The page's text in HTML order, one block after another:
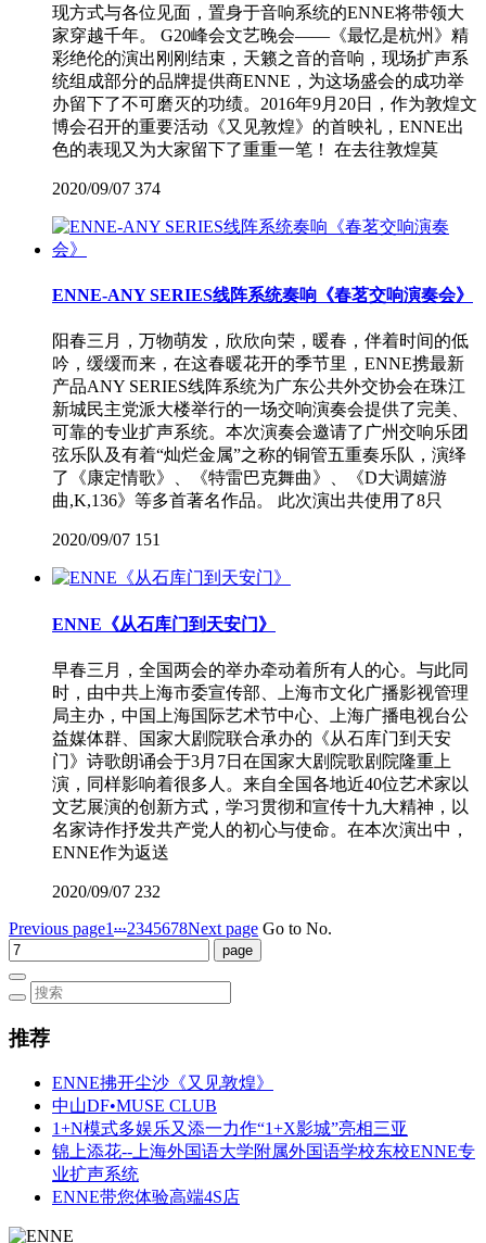
现方式与各位见面，置身于音响系统的ENNE将带领大
家穿越千年。 G20峰会文艺晚会——《最忆是杭州》精
彩绝伦的演出刚刚结束，天籁之音的音响，现场扩声系
统组成部分的品牌提供商ENNE，为这场盛会的成功举
办留下了不可磨灭的功绩。2016年9月20日，作为敦煌文
博会召开的重要活动《又见敦煌》的首映礼，ENNE出
色的表现又为大家留下了重重一笔！ 在去往敦煌莫
2020/09/07 374
ENNE-ANY SERIES线阵系统奏响《春茗交响演奏会》
阳春三月，万物萌发，欣欣向荣，暖春，伴着时间的低
吟，缓缓而来，在这春暖花开的季节里，ENNE携最新
产品ANY SERIES线阵系统为广东公共外交协会在珠江
新城民主党派大楼举行的一场交响演奏会提供了完美、
可靠的专业扩声系统。本次演奏会邀请了广州交响乐团
弦乐队及有着“灿烂金属”之称的铜管五重奏乐队，演绎
了《康定情歌》、《特雷巴克舞曲》、《D大调嬉游
曲,K,136》等多首著名作品。 此次演出共使用了8只
2020/09/07 151
ENNE《从石库门到天安门》
早春三月，全国两会的举办牵动着所有人的心。与此同
时，由中共上海市委宣传部、上海市文化广播影视管理
局主办，中国上海国际艺术节中心、上海广播电视台公
益媒体群、国家大剧院联合承办的《从石库门到天安
门》诗歌朗诵会于3月7日在国家大剧院歌剧院隆重上
演，同样影响着很多人。来自全国各地近40位艺术家以
文艺展演的创新方式，学习贯彻和宣传十九大精神，以
名家诗作抒发共产党人的初心与使命。在本次演出中，
ENNE作为返送
2020/09/07 232
Previous page1...2345678Next page Go to No.
推荐
ENNE拂开尘沙《又见敦煌》
中山DF•MUSE CLUB
1+N模式多娱乐又添一力作“1+X影城”亮相三亚
锦上添花--上海外国语大学附属外国语学校东校ENNE专
业扩声系统
ENNE带您体验高端4S店